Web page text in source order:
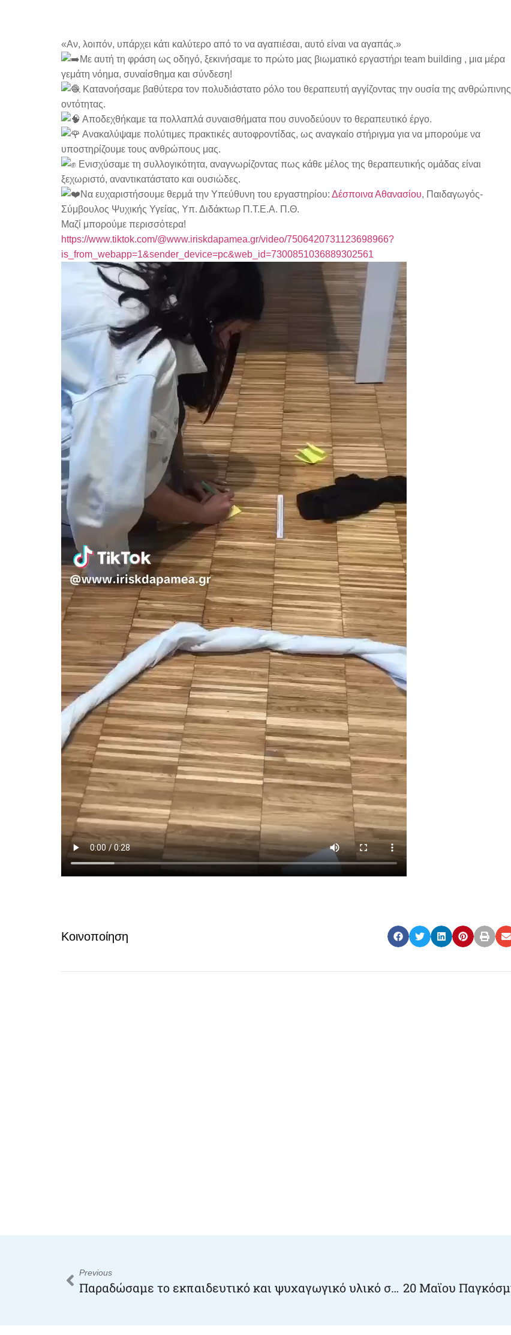
«Αν, λοιπόν, υπάρχει κάτι καλύτερο από το να αγαπιέσαι, αυτό είναι να αγαπάς.»
Με αυτή τη φράση ως οδηγό, ξεκινήσαμε το πρώτο μας βιωματικό εργαστήρι team building , μια μέρα
γεμάτη νόημα, συναίσθημα και σύνδεση!
Κατανοήσαμε βαθύτερα τον πολυδιάστατο ρόλο του θεραπευτή αγγίζοντας την ουσία της ανθρώπινης
οντότητας.
Αποδεχθήκαμε τα πολλαπλά συναισθήματα που συνοδεύουν το θεραπευτικό έργο.
Ανακαλύψαμε πολύτιμες πρακτικές αυτοφροντίδας, ως αναγκαίο στήριγμα για να μπορούμε να
υποστηρίζουμε τους ανθρώπους μας.
Ενισχύσαμε τη συλλογικότητα, αναγνωρίζοντας πως κάθε μέλος της θεραπευτικής ομάδας είναι
ξεχωριστό, αναντικατάστατο και ουσιώδες.
Να ευχαριστήσουμε θερμά την Υπεύθυνη του εργαστηρίου: Δέσποινα Αθανασίου, Παιδαγωγός-
Σύμβουλος Ψυχικής Υγείας, Υπ. Διδάκτωρ Π.Τ.Ε.Α. Π.Θ.
Μαζί μπορούμε περισσότερα!
https://www.tiktok.com/@www.iriskdapamea.gr/video/7506420731123698966?
is_from_webapp=1&sender_device=pc&web_id=7300851036889302561
Κοινοποίηση
Previous
Παραδώσαμε το εκπαιδευτικό και ψυχαγωγικό υλικό στο 2ο Ειδικό σχολείο!